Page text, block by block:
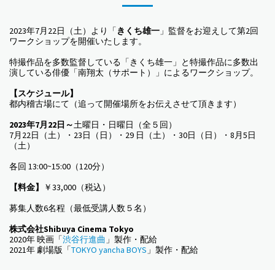
2023年7月22日（土）より「きくち雄一 」監督をお迎えして第2回
ワークショップを開催いたします。
特撮作品を多数監督している「きくち雄一」と特撮作品に多数出
演している俳優「南翔太（サポート）」によるワークショップ。
【スケジュール】
都内稽古場にて（追って開催場所をお伝えさせて頂きます）
2023年7月22日～土曜日・日曜日（全５回）
7月22日（土）・23日（日）・29 日（土）・30日（日）・8月5日
（土）
各回 13:00~15:00（120分）
【料金】
￥33,000（税込）
募集人数6名程（最低受講人数５名）
株式会社Shibuya Cinema Tokyo
2020年 映画「渋谷行進曲 」製作・配給
2021年 劇場版「TOKYO yancha BOYS 」製作・配給